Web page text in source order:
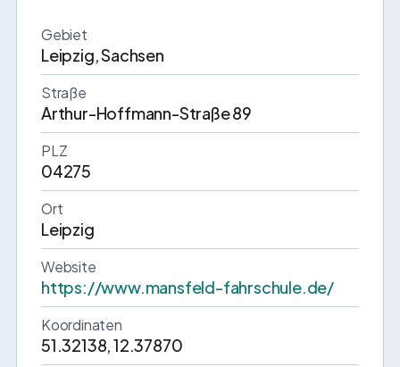
Gebiet
Leipzig, Sachsen
Straße
Arthur-Hoffmann-Straße 89
PLZ
04275
Ort
Leipzig
Website
https://www.mansfeld-fahrschule.de/
Koordinaten
51.32138, 12.37870